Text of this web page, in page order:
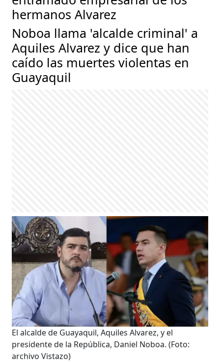
hermanos Alvarez
Noboa llama 'alcalde criminal' a
Aquiles Alvarez y dice que han
caído las muertes violentas en
Guayaquil
El alcalde de Guayaquil, Aquiles Alvarez, y el
presidente de la República, Daniel Noboa. (Foto:
archivo Vistazo)